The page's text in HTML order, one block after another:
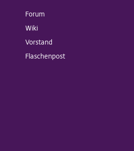
Forum
Wiki
Vorstand
Flaschenpost